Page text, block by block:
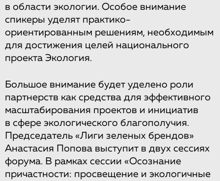
в области экологии. Особое внимание
спикеры уделят практико-
ориентированным решениям, необходимым
для достижения целей национального
проекта Экология.
Большое внимание будет уделено роли
партнерств как средства для эффективного
масштабирования проектов и инициатив
в сфере экологического благополучия.
Председатель «Лиги зеленых брендов»
Анастасия Попова выступит в двух сессиях
форума. В рамках сессии «Осознание
причастности: просвещение и экологичные